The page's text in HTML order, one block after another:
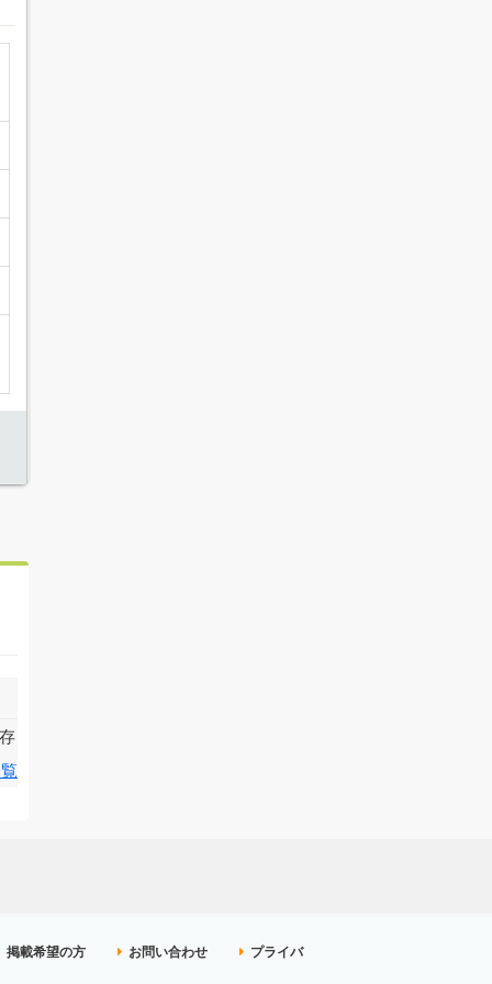
掲載希望の方 お問い合わせ プライバ